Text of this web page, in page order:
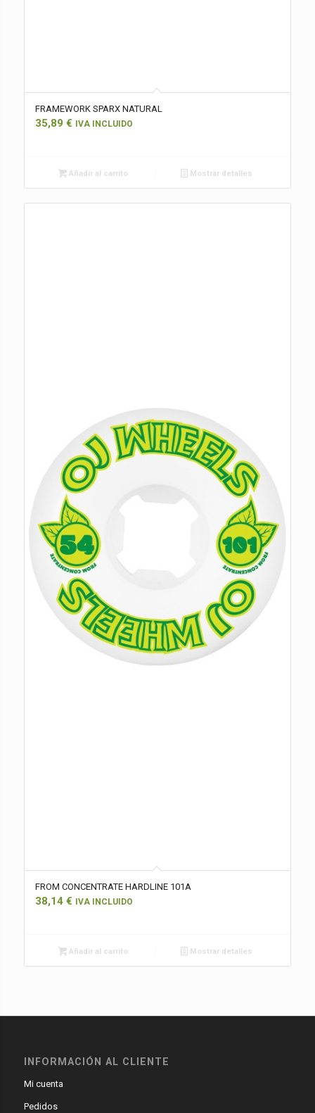
FRAMEWORK SPARX NATURAL
35,89 € IVA INCLUIDO
Añadir al carrito Mostrar detalles
FROM CONCENTRATE HARDLINE 101A
38,14 € IVA INCLUIDO
Añadir al carrito Mostrar detalles
INFORMACIÓN AL CLIENTE
Mi cuenta
Pedidos